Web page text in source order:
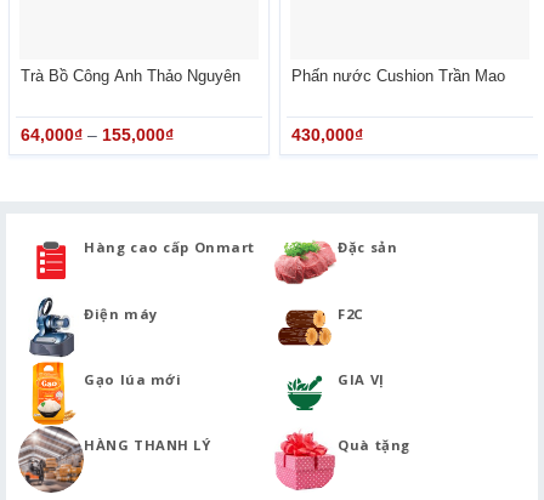
Trà Bồ Công Anh Thảo Nguyên
64,000₫ – 155,000₫
Phấn nước Cushion Trần Mao
430,000₫
Hàng cao cấp Onmart Đặc sản
Điện máy F2C
Gạo lúa mới GIA VỊ
HÀNG THANH LÝ Quà tặng